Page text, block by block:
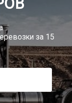
40-85
negabarit.ru
за 15